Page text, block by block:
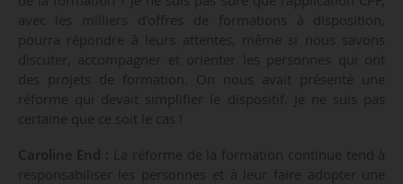
avec les milliers d’offres de formations à disposition,
pourra répondre à leurs attentes, même si nous savons
discuter, accompagner et orienter les personnes qui ont
des projets de formation. On nous avait présenté une
réforme qui devait simplifier le dispositif. Je ne suis pas
certaine que ce soit le cas !
Caroline End :
La réforme de la formation continue tend à
responsabiliser les personnes et à leur faire adopter une